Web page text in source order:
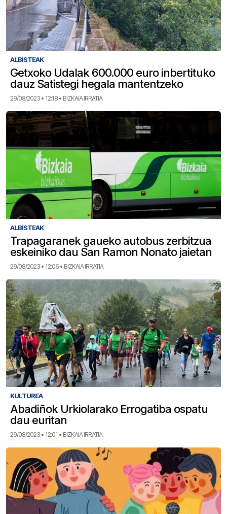
ALBISTEAK
Getxoko Udalak 600.000 euro inbertituko
dauz Satistegi hegala mantentzeko
29/08/2023 • 12:18 • BIZKAIA IRRATIA
ALBISTEAK
Trapagaranek gaueko autobus zerbitzua
eskeiniko dau San Ramon Nonato jaietan
29/08/2023 • 12:06 • BIZKAIA IRRATIA
KULTUREA
Abadiñok Urkiolarako Errogatiba ospatu
dau euritan
29/08/2023 • 12:01 • BIZKAIA IRRATIA